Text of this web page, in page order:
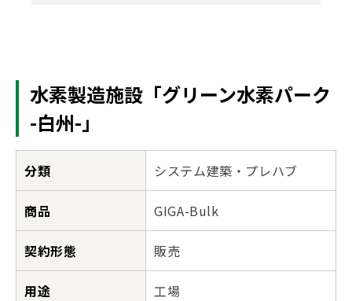
水素製造施設「グリーン水素パーク
-白州-」
分類 システム建築・プレハブ
商品 GIGA-Bulk
契約形態 販売
用途 工場